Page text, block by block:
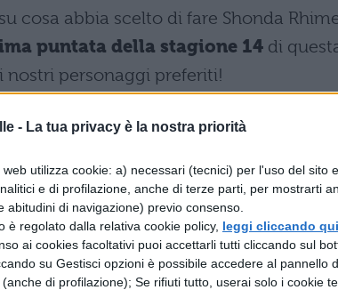
- La tua privacy è la nostra priorità
utilizza cookie: a) necessari (tecnici) per l'uso del sito
e di profilazione, anche di terze parti, per mostrarti
abitudini di navigazione) previo consenso.
è regolato dalla relativa cookie policy, leggi cliccando qui
ai cookies facoltativi puoi accettarli tutti cliccando sul
su Gestisci opzioni è possibile accedere al pannello
di profilazione); Se rifiuti tutto, userai solo i cookie
cosa abbia scelto di fare Shonda
puntata della stagione 14 di
nostri personaggi preferiti!
la specializzanda Edwards, cosa che
stagione. Non vedremo più
mentre probabilmente tornerà il
Megan Hunt, ritrovata dopo dieci